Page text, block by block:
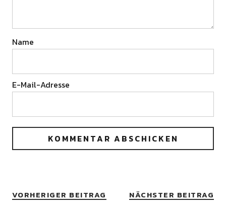
Name
E-Mail-Adresse
VORHERIGER BEITRAG NÄCHSTER BEITRAG